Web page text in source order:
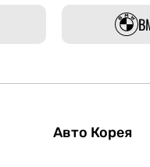
Авто Корея